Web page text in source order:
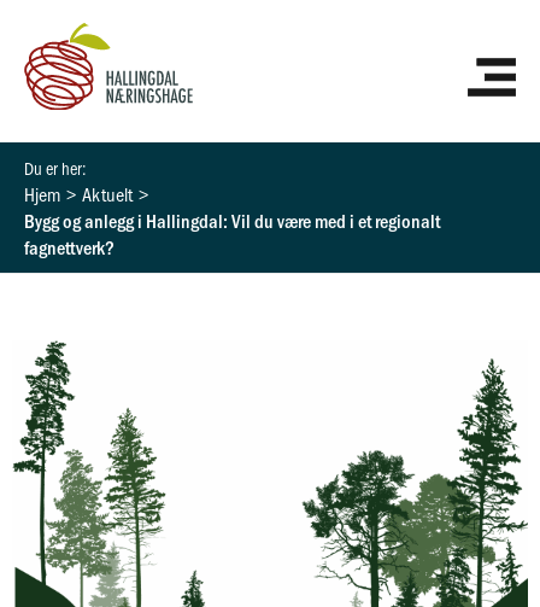
innholdet
Hjem
Aktuelt
Bygg og anlegg i Hallingdal: Vil du være med i et regionalt
fagnettverk?